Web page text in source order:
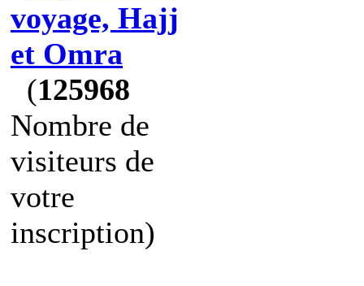
voyage, Hajj
et Omra
(125968
Nombre de
visiteurs de
votre
inscription)